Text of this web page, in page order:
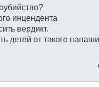
инцендента
вердикт.
детей от такого